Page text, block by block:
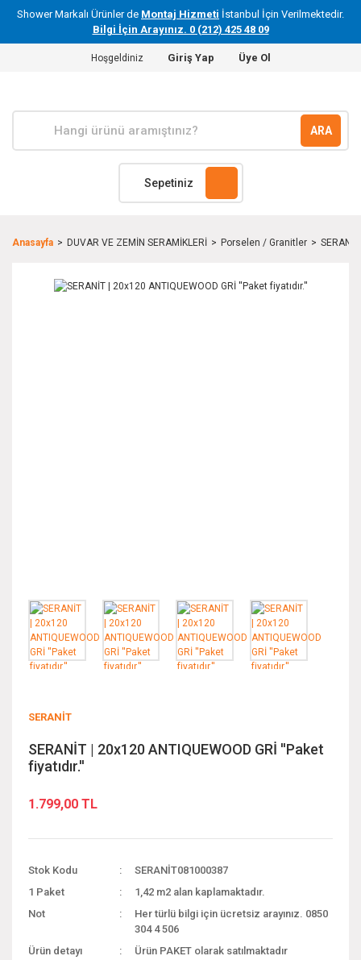
Shower Markalı Ürünler de Montaj Hizmeti İstanbul İçin Verilmektedir.
Bilgi İçin Arayınız. 0 (212) 425 48 09
Hoşgeldiniz Giriş Yap Üye Ol
ARA
Sepetiniz
Anasayfa DUVAR VE ZEMİN SERAMİKLERİ Porselen / Granitler
SERANİT
SERANİT | 20x120 ANTIQUEWOOD GRİ ''Paket
fiyatıdır.''
1.799,00 TL
Stok Kodu
SERANİT081000387
1 Paket
1,42 m2 alan kaplamaktadır.
Not
Her türlü bilgi için ücretsiz arayınız. 0850
304 4 506
Ürün detayı
Ürün PAKET olarak satılmaktadır